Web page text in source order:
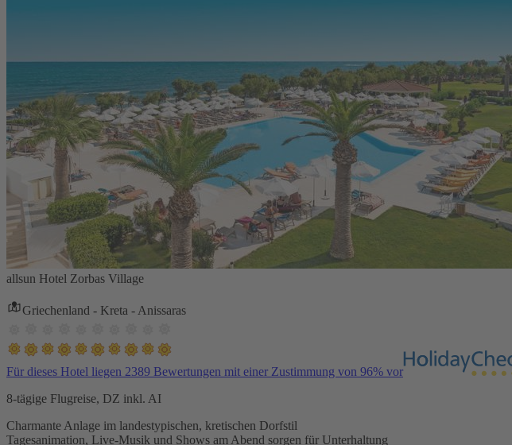
allsun Hotel Zorbas Village
Griechenland - Kreta - Anissaras
Für dieses Hotel liegen 2389 Bewertungen mit einer Zustimmung von 96% vor
8-tägige Flugreise, DZ inkl. AI
Charmante Anlage im landestypischen, kretischen Dorfstil
Tagesanimation, Live-Musik und Shows am Abend sorgen für Unterhaltung